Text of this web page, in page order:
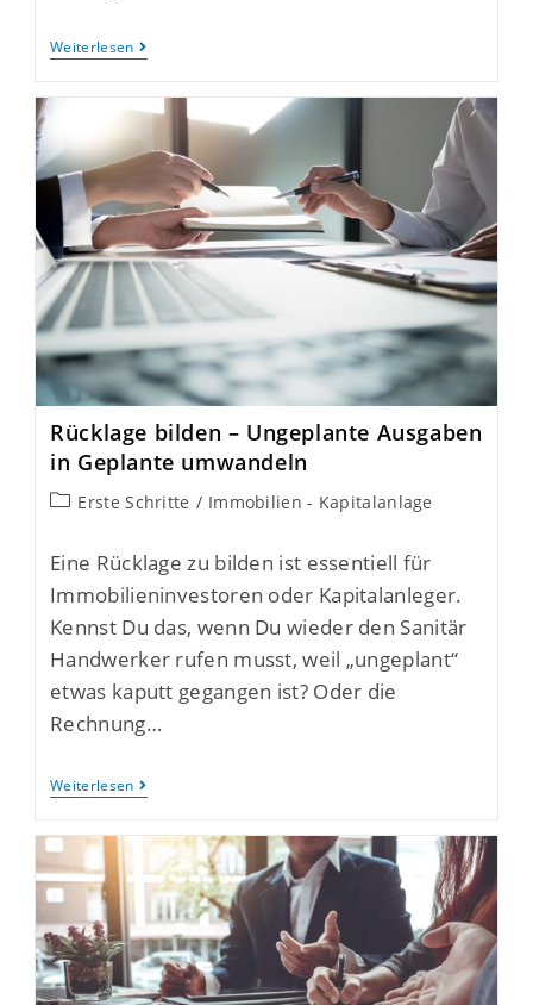
Weiterlesen
Rücklage bilden – Ungeplante Ausgaben
in Geplante umwandeln
Erste Schritte / Immobilien - Kapitalanlage
Eine Rücklage zu bilden ist essentiell für
Immobilieninvestoren oder Kapitalanleger.
Kennst Du das, wenn Du wieder den Sanitär
Handwerker rufen musst, weil „ungeplant“
etwas kaputt gegangen ist? Oder die
Rechnung…
Weiterlesen